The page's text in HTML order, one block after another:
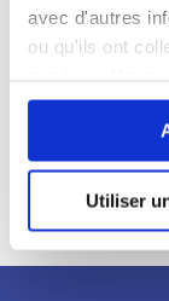
avec d'autres
ou qu'ils ont
continuez à
Utiliser
de